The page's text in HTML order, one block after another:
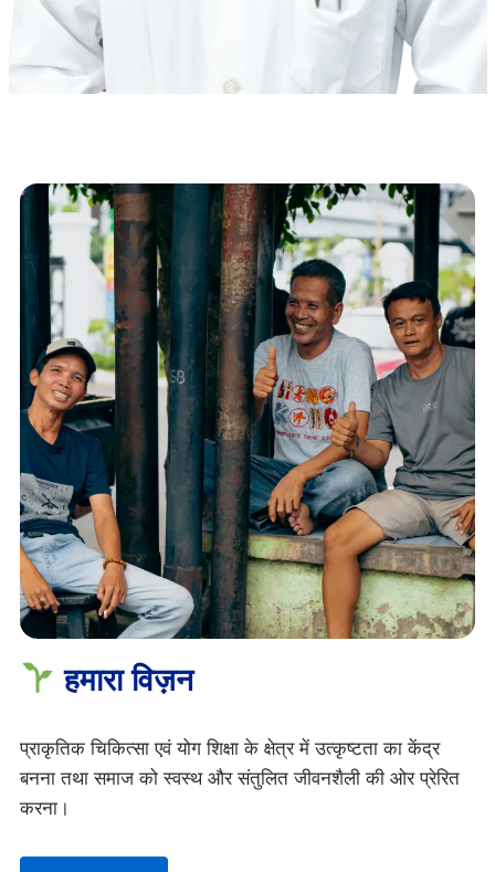
हमारा विज़न
प्राकृतिक चिकित्सा एवं योग शिक्षा के क्षेत्र में उत्कृष्टता का केंद्र
बनना तथा समाज को स्वस्थ और संतुलित जीवनशैली की ओर प्रेरित
करना।